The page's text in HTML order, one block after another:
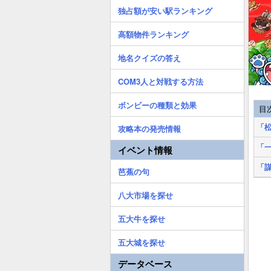
目
「
「
「
独占額が安い駅ランキング
高額物件ランキング
地名クイズの答え
COM3人と対戦する方法
ボンビーの種類と効果
攻略本の発売情報
イベント情報
芭蕉の句
八大市場を探せ
五大牛を探せ
五大城を探せ
データベース